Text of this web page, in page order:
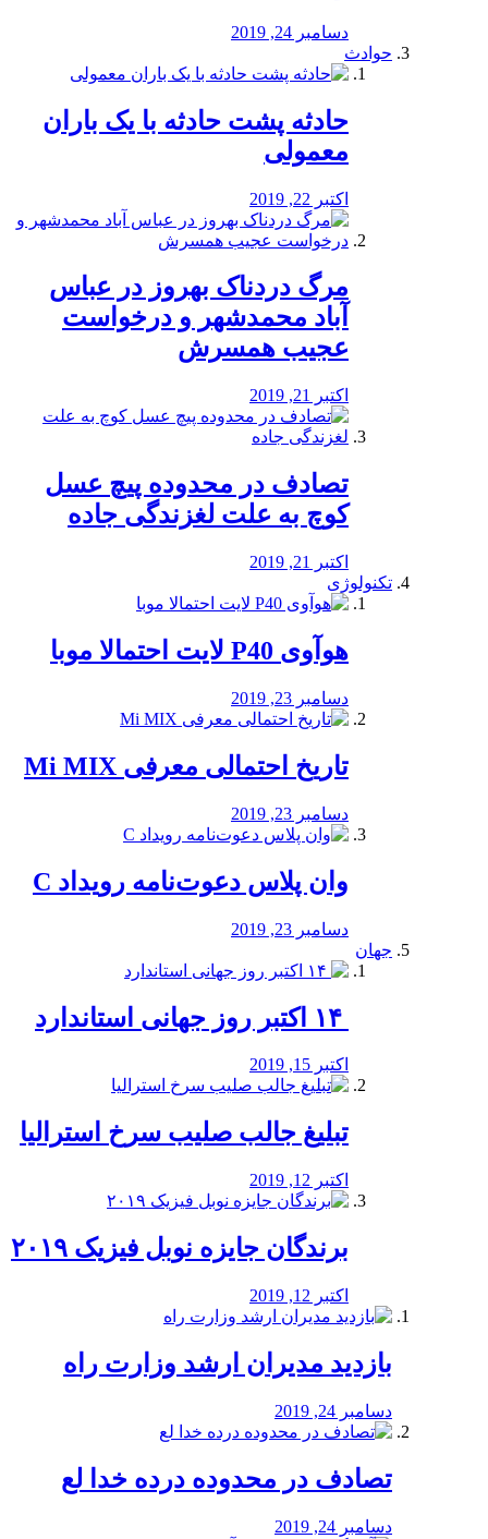
دسامبر 24, 2019
حوادث
️حادثه پشت حادثه با یک باران
معمولی
اکتبر 22, 2019
مرگ دردناک بهروز در عباس
آباد محمدشهر و درخواست
عجیب همسرش
اکتبر 21, 2019
تصادف در محدوده پیچ عسل
کوچ به علت لغزندگی جاده
اکتبر 21, 2019
تکنولوژی
هوآوی P40 لایت احتمالا موبا
دسامبر 23, 2019
تاریخ احتمالی معرفی Mi MIX
دسامبر 23, 2019
وان پلاس دعوت‌نامه رویداد C
دسامبر 23, 2019
جهان
اکتبر 15, 2019
تبلیغ جالب صلیب سرخ استرالیا
اکتبر 12, 2019
برندگان جایزه نوبل فیزیک ۲۰۱۹
اکتبر 12, 2019
بازدید مدیران ارشد وزارت راه
دسامبر 24, 2019
تصادف در محدوده درده خدا لع
دسامبر 24, 2019